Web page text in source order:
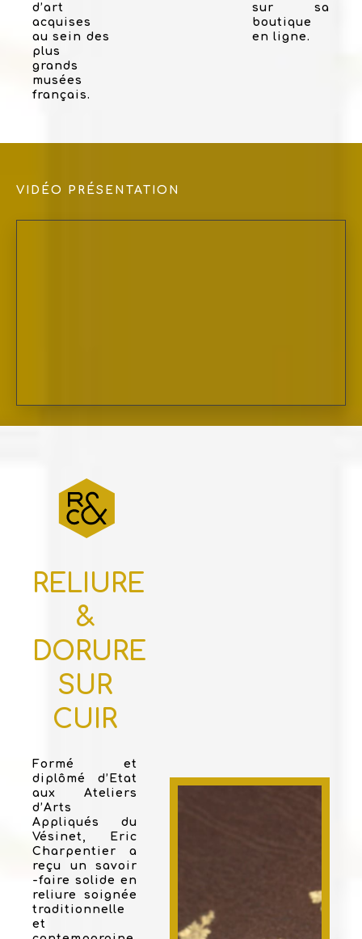
d’art
acquises
au sein des
plus
grands
musées
français.
sur sa
boutique
en ligne.
VIDÉO PRÉSENTATION
RELIURE
&
DORURE
SUR
CUIR
Formé et
diplômé d’Etat
aux Ateliers
d’Arts
Appliqués du
Vésinet, Eric
Charpentier a
reçu un savoir
-faire solide en
reliure soignée
traditionnelle
et